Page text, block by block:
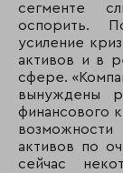
сегменте
оспорить.
усиление
активов и в
сфере.
вынуждены
финансового
активов по
сейчас